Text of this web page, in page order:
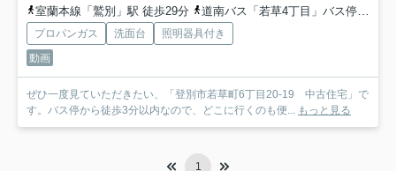
室蘭本線「鷲別」駅 徒歩29分
道南バス「若草4丁目」バス停下車 徒歩3分
プロパンガス 洗面台
照明器具付き
動画
ぜひ一度見ていただきたい、「登別市若草町6丁目20-19 中古住宅」で
す。バス停から徒歩3分以内なので、どこに行くのも便... もっと見る
1